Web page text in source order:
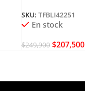
SKU:TFBLI42251
En stock
$249,900 $207,500